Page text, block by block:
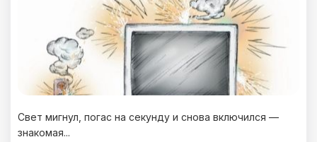
Свет мигнул, погас на секунду и снова включился —
знакомая...